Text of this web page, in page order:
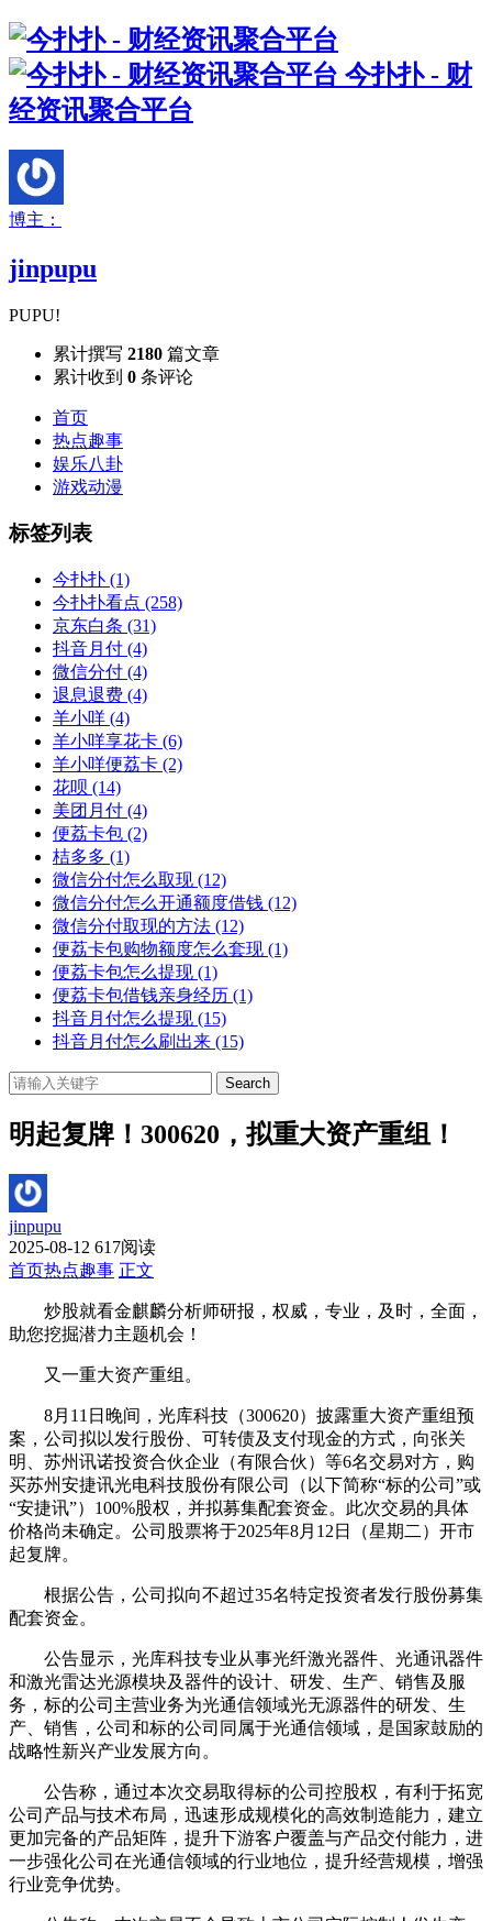
今扑扑 - 财
经资讯聚合平台
博主：
jinpupu
PUPU!
累计撰写 2180 篇文章
累计收到 0 条评论
首页
热点趣事
娱乐八卦
游戏动漫
标签列表
今扑扑 (1)
今扑扑看点 (258)
京东白条 (31)
抖音月付 (4)
微信分付 (4)
退息退费 (4)
羊小咩 (4)
羊小咩享花卡 (6)
羊小咩便荔卡 (2)
花呗 (14)
美团月付 (4)
便荔卡包 (2)
桔多多 (1)
微信分付怎么取现 (12)
微信分付怎么开通额度借钱 (12)
微信分付取现的方法 (12)
便荔卡包购物额度怎么套现 (1)
便荔卡包怎么提现 (1)
便荔卡包借钱亲身经历 (1)
抖音月付怎么提现 (15)
抖音月付怎么刷出来 (15)
Search
明起复牌！300620，拟重大资产重组！
jinpupu
2025-08-12 617阅读
首页热点趣事 正文
炒股就看金麒麟分析师研报，权威，专业，及时，全面，
助您挖掘潜力主题机会！
又一重大资产重组。
8月11日晚间，光库科技（300620）披露重大资产重组预
案，公司拟以发行股份、可转债及支付现金的方式，向张关
明、苏州讯诺投资合伙企业（有限合伙）等6名交易对方，购
买苏州安捷讯光电科技股份有限公司（以下简称“标的公司”或
“安捷讯”）100%股权，并拟募集配套资金。此次交易的具体
价格尚未确定。公司股票将于2025年8月12日（星期二）开市
起复牌。
根据公告，公司拟向不超过35名特定投资者发行股份募集
配套资金。
公告显示，光库科技专业从事光纤激光器件、光通讯器件
和激光雷达光源模块及器件的设计、研发、生产、销售及服
务，标的公司主营业务为光通信领域光无源器件的研发、生
产、销售，公司和标的公司同属于光通信领域，是国家鼓励的
战略性新兴产业发展方向。
公告称，通过本次交易取得标的公司控股权，有利于拓宽
公司产品与技术布局，迅速形成规模化的高效制造能力，建立
更加完备的产品矩阵，提升下游客户覆盖与产品交付能力，进
一步强化公司在光通信领域的行业地位，提升经营规模，增强
行业竞争优势。